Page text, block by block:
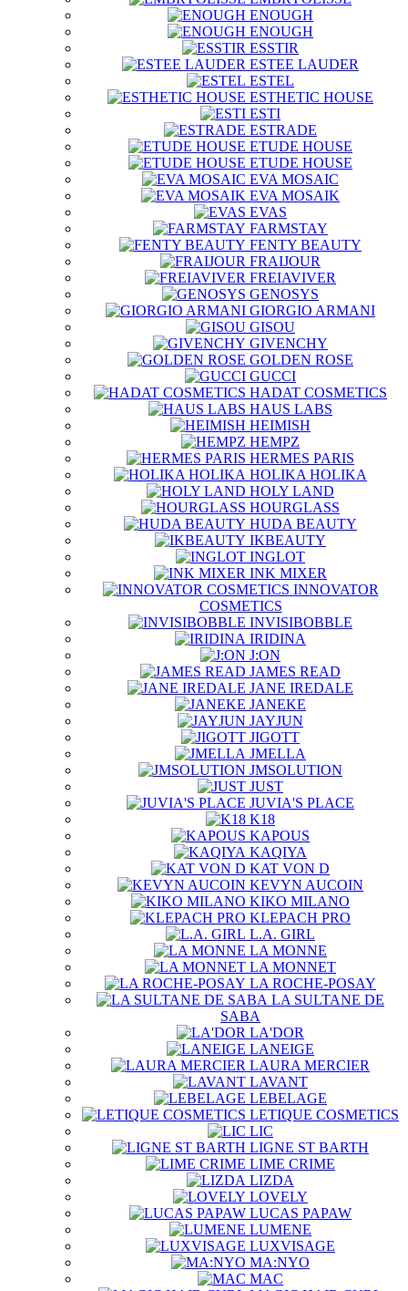
ENOUGH
ENOUGH
ESSTIR
ESTEE LAUDER
ESTEL
ESTHETIC HOUSE
ESTI
ESTRADE
ETUDE HOUSE
ETUDE HOUSE
EVA MOSAIC
EVA MOSAIK
EVAS
FARMSTAY
FENTY BEAUTY
FRAIJOUR
FREIAVIVER
GENOSYS
GIORGIO ARMANI
GISOU
GIVENCHY
GOLDEN ROSE
GUCCI
HADAT COSMETICS
HAUS LABS
HEIMISH
HEMPZ
HERMES PARIS
HOLIKA HOLIKA
HOLY LAND
HOURGLASS
HUDA BEAUTY
IKBEAUTY
INGLOT
INK MIXER
INNOVATOR
COSMETICS
INVISIBOBBLE
IRIDINA
J:ON
JAMES READ
JANE IREDALE
JANEKE
JAYJUN
JIGOTT
JMELLA
JMSOLUTION
JUST
JUVIA'S PLACE
K18
KAPOUS
KAQIYA
KAT VON D
KEVYN AUCOIN
KIKO MILANO
KLEPACH PRO
L.A. GIRL
LA MONNE
LA MONNET
LA ROCHE-POSAY
LA SULTANE DE
SABA
LA'DOR
LANEIGE
LAURA MERCIER
LAVANT
LEBELAGE
LETIQUE COSMETICS
LIC
LIGNE ST BARTH
LIME CRIME
LIZDA
LOVELY
LUCAS PAPAW
LUMENE
LUXVISAGE
MA:NYO
MAC